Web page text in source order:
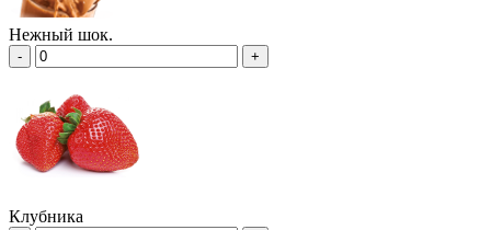
Нежный шок.
- +
Клубника